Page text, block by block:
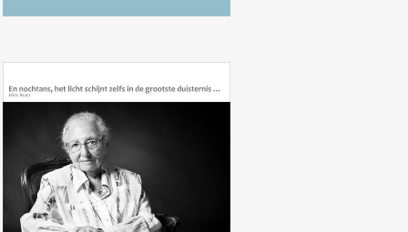
Hilde Braet met Charlotte
Klipstein, “En nochtans, het licht
schijnt zelfs in de grootste
duisternis ...”